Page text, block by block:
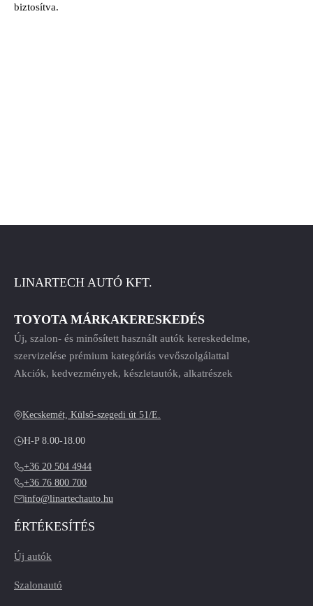
biztosítva.
LINARTECH AUTÓ KFT.
TOYOTA MÁRKAKERESKEDÉS
Új, szalon- és minősített használt autók kereskedelme,
szervizelése prémium kategóriás vevőszolgálattal
Akciók, kedvezmények, készletautók, alkatrészek
Kecskemét, Külső-szegedi út 51/E.
H-P 8.00-18.00
+36 20 504 4944
+36 76 800 700
info@linartechauto.hu
ÉRTÉKESÍTÉS
Új autók
Szalonautó